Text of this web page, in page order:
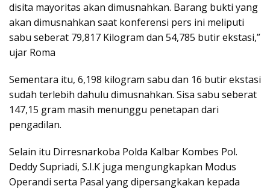
disita mayoritas akan dimusnahkan. Barang bukti yang
akan dimusnahkan saat konferensi pers ini meliputi
sabu seberat 79,817 Kilogram dan 54,785 butir ekstasi,”
ujar Roma
Sementara itu, 6,198 kilogram sabu dan 16 butir ekstasi
sudah terlebih dahulu dimusnahkan. Sisa sabu seberat
147,15 gram masih menunggu penetapan dari
pengadilan.
Selain itu Dirresnarkoba Polda Kalbar Kombes Pol.
Deddy Supriadi, S.I.K juga mengungkapkan Modus
Operandi serta Pasal yang dipersangkakan kepada